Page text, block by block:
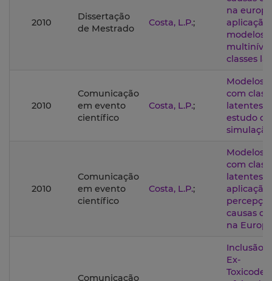
2010
Dissertação
de Mestrado
Costa, L.P.;
na
aplicação
modelos
classes
2010
Comunicação
em evento
científico
Costa, L.P.;
Modelos
com
latentes:
estudo de
2010
Comunicação
em evento
científico
Costa, L.P.;
Modelos
com
latentes:
aplicação
causas
na
Comunicação
Inclusão
Ex-